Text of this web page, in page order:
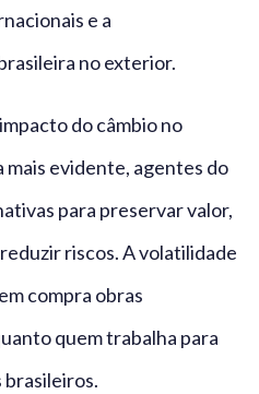
e a
no exterior.
do câmbio no
evidente, agentes do
para preservar valor,
riscos. A volatilidade
compra obras
quem trabalha para